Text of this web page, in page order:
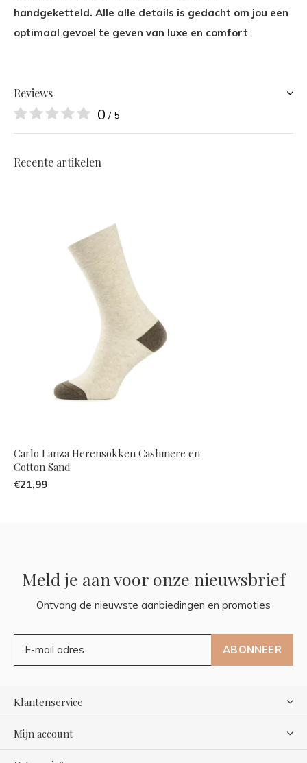
handgeketteld. Alle alle details is gedacht om jou een
optimaal gevoel te geven van luxe en comfort
Reviews
0 / 5
Recente artikelen
Carlo Lanza Herensokken Cashmere en
Cotton Sand
€21,99
Meld je aan voor onze nieuwsbrief
Ontvang de nieuwste aanbiedingen en promoties
ABONNEER
Klantenservice
Mijn account